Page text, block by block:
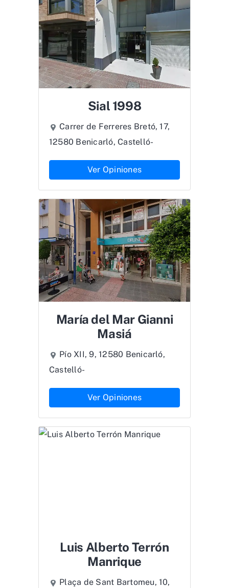
Sial 1998
Carrer de Ferreres Bretó, 17,
12580 Benicarló, Castelló-
Ver Opiniones
María del Mar Gianni
Masiá
Pío XII, 9, 12580 Benicarló,
Castelló-
Ver Opiniones
Luis Alberto Terrón
Manrique
Plaça de Sant Bartomeu, 10,